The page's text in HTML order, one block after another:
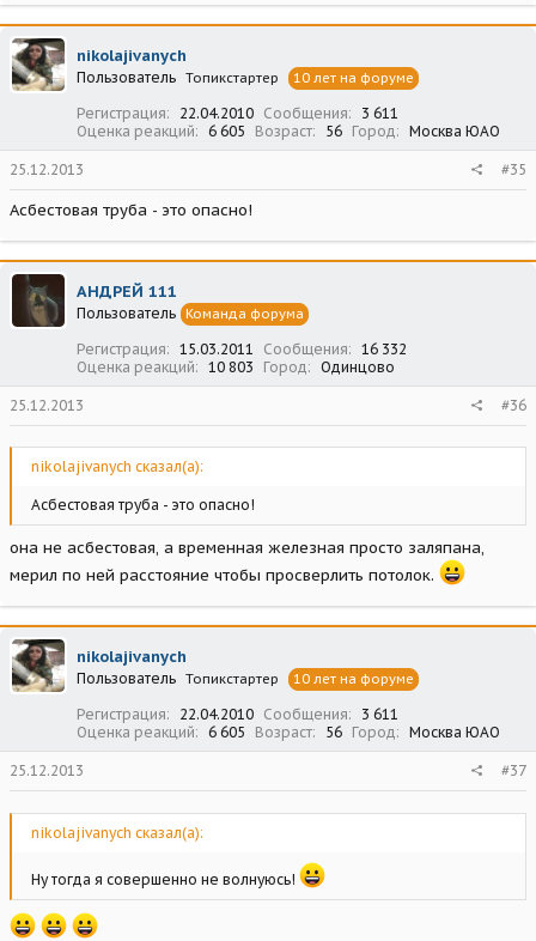
nikolajivanych
Пользователь Топикстартер 10 лет на форуме
Регистрация 22.04.2010 Сообщения
3 611
Оценка реакций
6 605 Возраст 56 Город Москва ЮАО
25.12.2013 #35
Асбестовая труба - это опасно!
АНДРЕЙ 111
Пользователь Команда форума
Регистрация 15.03.2011 Сообщения
16 332
Оценка реакций
10 803 Город Одинцово
25.12.2013 #36
nikolajivanych сказал(а):
Асбестовая труба - это опасно!
она не асбестовая, а временная железная просто заляпана,
мерил по ней расстояние чтобы просверлить потолок.
nikolajivanych
Пользователь Топикстартер 10 лет на форуме
Регистрация 22.04.2010 Сообщения
3 611
Оценка реакций
6 605 Возраст 56 Город Москва ЮАО
25.12.2013 #37
nikolajivanych сказал(а):
Ну тогда я совершенно не волнуюсь!